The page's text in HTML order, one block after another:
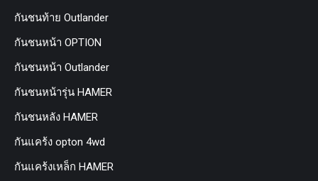
กันชนท้าย Outlander
กันชนหน้า OPTION
กันชนหน้า Outlander
กันชนหน้ารุ่น HAMER
กันชนหลัง HAMER
กันแคร้ง opton 4wd
กันแคร้งเหล็ก HAMER